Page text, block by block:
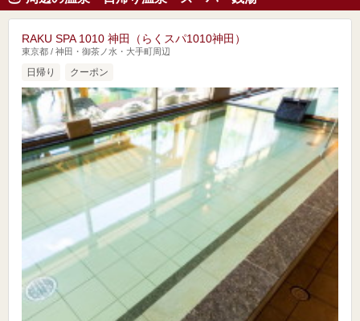
RAKU SPA 1010 神田（らくスパ1010神田）
東京都 / 神田・御茶ノ水・大手町周辺
日帰り クーポン